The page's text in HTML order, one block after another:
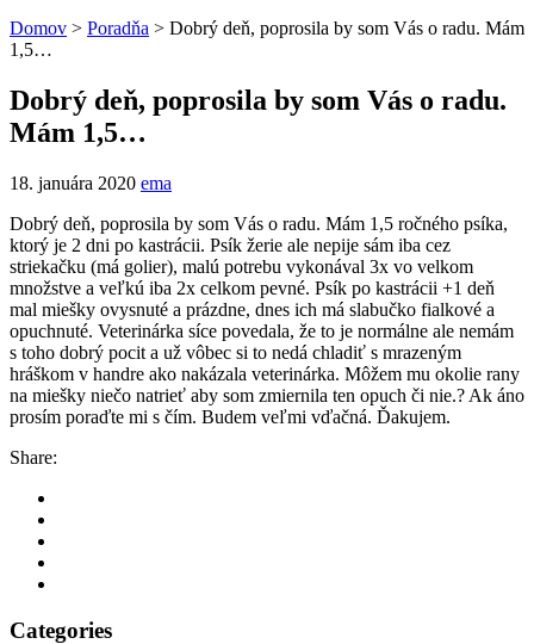
Domov > Poradňa > Dobrý deň, poprosila by som Vás o radu. Mám
1,5…
Dobrý deň, poprosila by som Vás o radu.
Mám 1,5…
18. januára 2020 ema
Dobrý deň, poprosila by som Vás o radu. Mám 1,5 ročného psíka,
ktorý je 2 dni po kastrácii. Psík žerie ale nepije sám iba cez
striekačku (má golier), malú potrebu vykonával 3x vo velkom
množstve a veľkú iba 2x celkom pevné. Psík po kastrácii +1 deň
mal miešky ovysnuté a prázdne, dnes ich má slabučko fialkové a
opuchnuté. Veterinárka síce povedala, že to je normálne ale nemám
s toho dobrý pocit a už vôbec si to nedá chladiť s mrazeným
hráškom v handre ako nakázala veterinárka. Môžem mu okolie rany
na miešky niečo natrieť aby som zmiernila ten opuch či nie.? Ak áno
prosím poraďte mi s čím. Budem veľmi vďačná. Ďakujem.
Share:
Categories